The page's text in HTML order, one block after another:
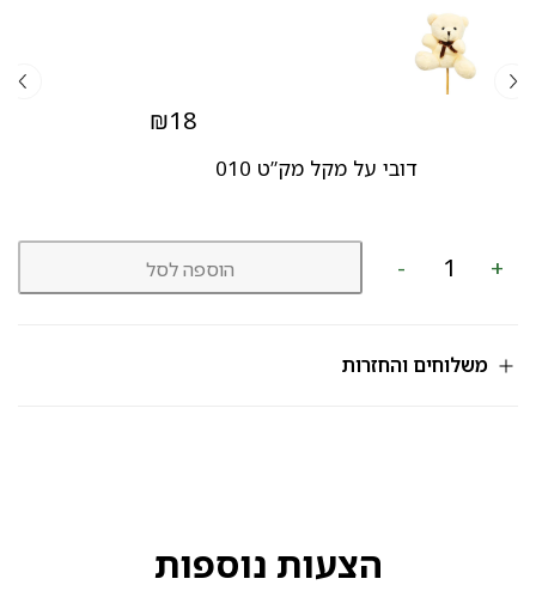
דובי על מקל מק”ט 010
₪18
-
כמות
173
+ הוספה לסל
משלוחים והחזרות
הצעות נוספות